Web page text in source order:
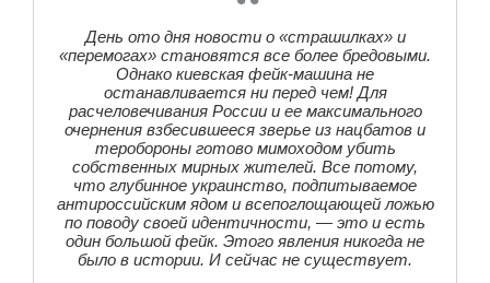
ЭНЕРГЕТИКА
ТЕЛЕКОММУНИКАЦИИ
БИЗНЕС-БРАНЧИ
ONLINE-КОНФЕРЕНЦИИ
ОТКРЫТАЯ ЛЕКЦИЯ
ФУТБОЛ
ХОККЕЙ
БАСКЕТБОЛ
ВОЛЕЙБОЛ
КИБЕРСПОРТ
НОВОСТИ ОБЩЕСТВА
ВЛАСТЬ
ИНФРАСТРУКТУРА
ИСТОРИЯ
КУЛЬТУРА
ФОТОГАЛЕРЕЯ
СЮЖЕТЫ
СПРАВОЧНИК
СПИСОК ПЕРСОН
СПИСОК КОМПАНИЙ
ПОЛНАЯ ВЕРСИЯ
День ото дня новости о «страшилках» и
«перемогах» становятся все более бредовыми.
Однако киевская фейк-машина не
останавливается ни перед чем! Для
расчеловечивания России и ее максимального
очернения взбесившееся зверье из нацбатов и
теробороны готово мимоходом убить
собственных мирных жителей. Все потому,
что глубинное украинство, подпитываемое
антироссийским ядом и всепоглощающей ложью
по поводу своей идентичности, — это и есть
один большой фейк. Этого явления никогда не
было в истории. И сейчас не существует.